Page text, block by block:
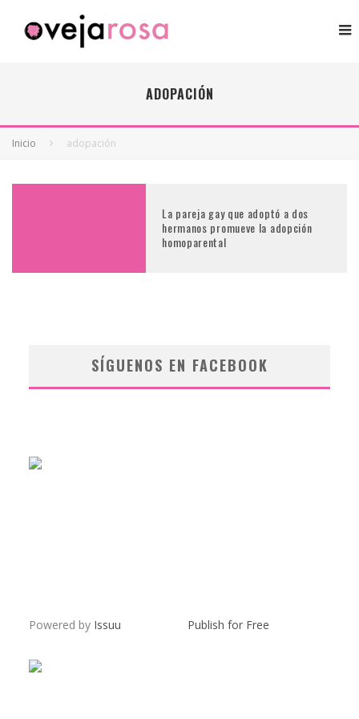
ADOPACIÓN
Inicio adopación
La pareja gay que adoptó a dos
hermanos promueve la adopción
homoparental
SÍGUENOS EN FACEBOOK
Powered by Issuu Publish for Free